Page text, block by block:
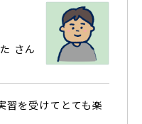
さん
習を受けてとても楽